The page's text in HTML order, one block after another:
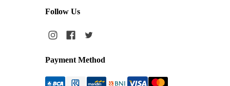
Follow Us
Payment Method